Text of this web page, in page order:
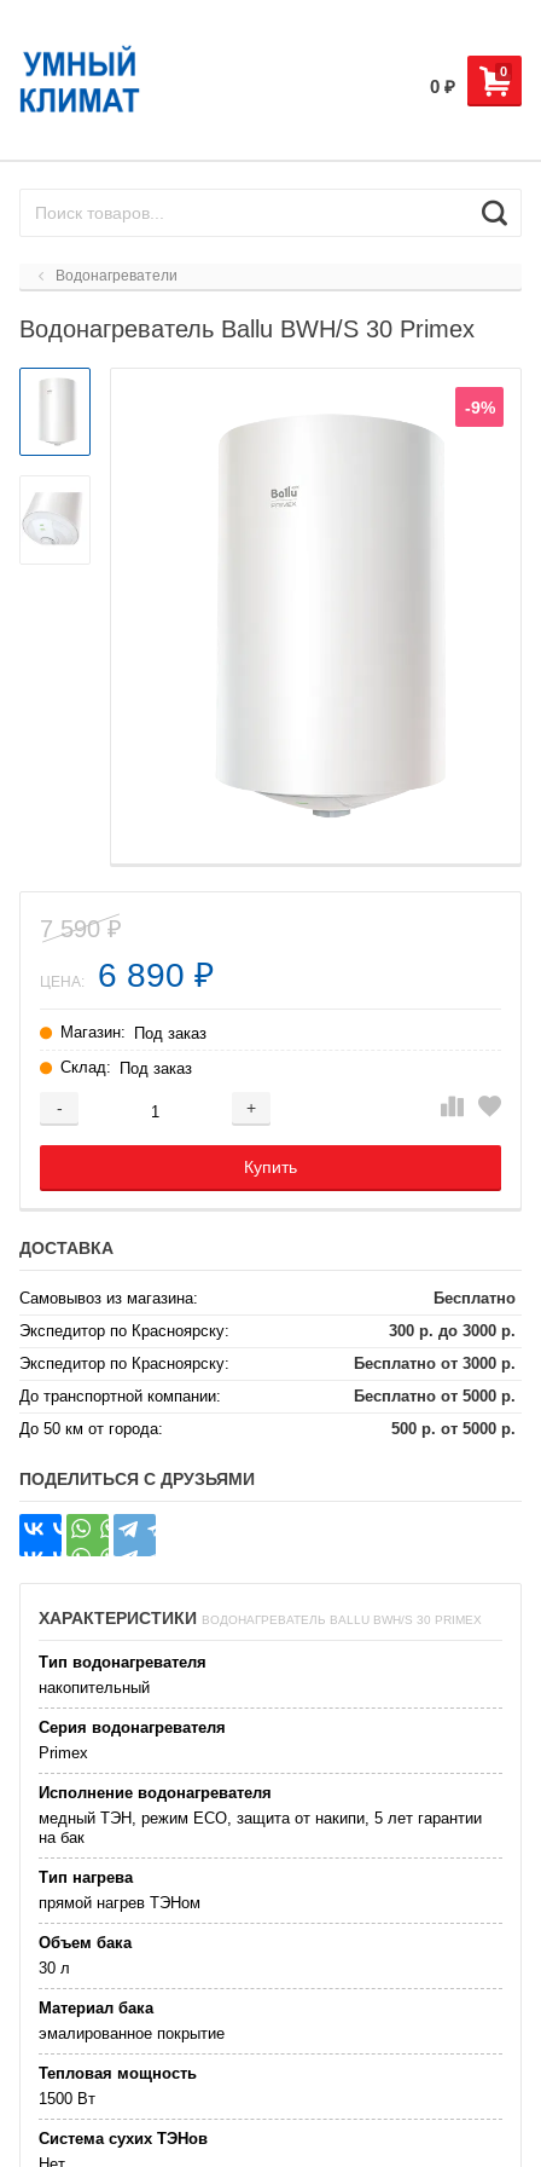
0
0 ₽
Водонагреватели
Водонагреватель Ballu BWH/S 30 Primex
-9%
7 590₽
ЦЕНА: 6 890 ₽
Магазин: Под заказ
Склад: Под заказ
- +
Добавляется...
Купить
Добавлен
ДОСТАВКА
Самовывоз из магазина:
Бесплатно
Экспедитор по Красноярску:
300 р. до 3000 р.
Экспедитор по Красноярску:
Бесплатно от 3000 р.
До транспортной компании:
Бесплатно от 5000 р.
До 50 км от города:
500 р. от 5000 р.
ПОДЕЛИТЬСЯ С ДРУЗЬЯМИ
ХАРАКТЕРИСТИКИ ВОДОНАГРЕВАТЕЛЬ BALLU BWH/S 30 PRIMEX
Тип водонагревателя
накопительный
Серия водонагревателя
Primex
Исполнение водонагревателя
медный ТЭН, режим ECO, защита от накипи, 5 лет гарантии
на бак
Тип нагрева
прямой нагрев ТЭНом
Объем бака
30 л
Материал бака
эмалированное покрытие
Тепловая мощность
1500 Вт
Система сухих ТЭНов